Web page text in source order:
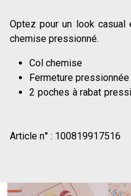
Optez pour un look
chemise pressionné.
Col chemise
Fermeture pressionnée
2 poches à rabat
Doublé uniquement
un look casual de tous les
Article n° : 100819917516